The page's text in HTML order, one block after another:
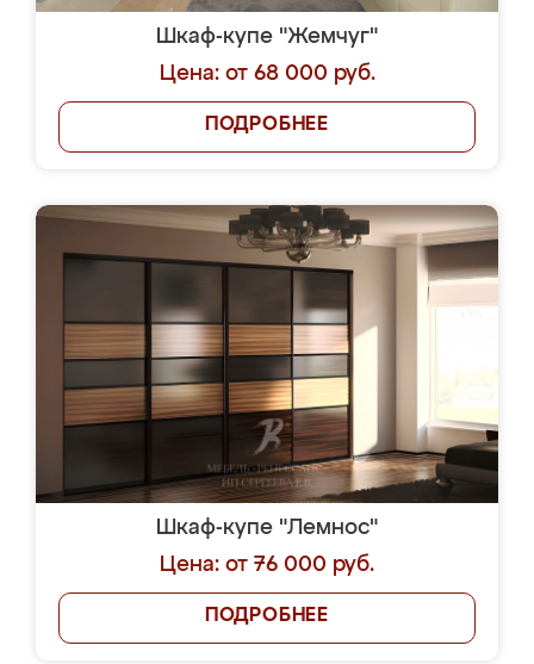
Шкаф-купе "Жемчуг"
Цена: от 68 000 руб.
ПОДРОБНЕЕ
Шкаф-купе "Лемнос"
Цена: от 76 000 руб.
ПОДРОБНЕЕ